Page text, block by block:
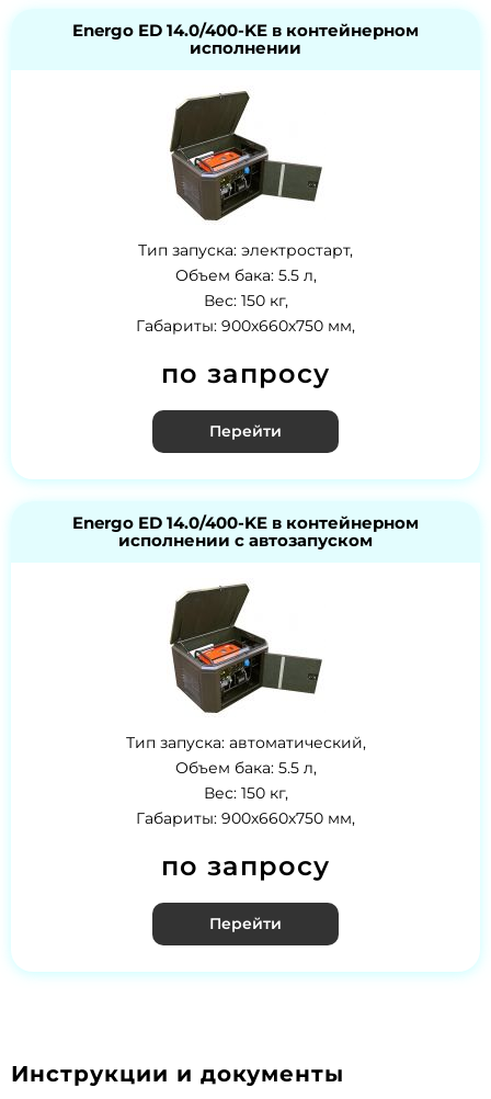
Energo ED 14.0/400-KE в контейнерном
исполнении
Тип запуска: электростарт,
Объем бака: 5.5 л,
Вес: 150 кг,
Габариты: 900х660х750 мм,
по запросу
Перейти
Energo ED 14.0/400-KE в контейнерном
исполнении с автозапуском
Тип запуска: автоматический,
Объем бака: 5.5 л,
Вес: 150 кг,
Габариты: 900х660х750 мм,
по запросу
Перейти
Инструкции и документы